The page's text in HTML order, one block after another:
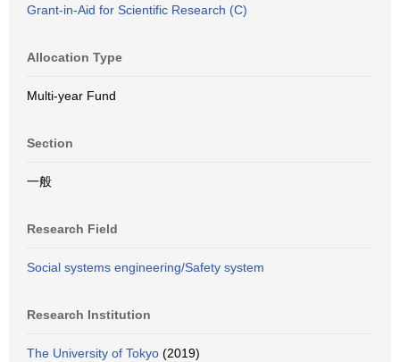
Grant-in-Aid for Scientific Research (C)
Allocation Type
Multi-year Fund
Section
一般
Research Field
Social systems engineering/Safety system
Research Institution
The University of Tokyo (2019)